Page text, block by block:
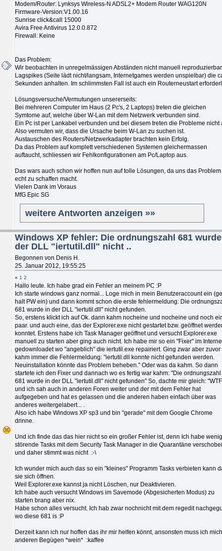
Modem/Router: Lynksys Wireless-N ADSL2+ Modem Router WAG120N
Firmware-Version:V1.00.16
Sunrise click&call 15000
Avira Free Antivirus 12.0.0.872
Firewall: Keine
Das Problem:
Wir beobachten in unregelmässigen Abständen nicht manuell
Lagspikes (Seite lädt nicht/langsam, Internetgames werden unspielbar) die
Sekunden anhalten. Im schlimmsten Fall ist auch ein Routerneustart
Lösungsversuche/Vermutungen unsererseits:
Bei mehreren Computer im Haus (2 Pc's, 2 Laptops) treten die gleichen
Symtome auf, welche über W-Lan mit dem Netzwerk verbunden sind.
Ein Pc ist per Lankabel verbunden und bei diesem treten die Probleme nicht
Also vermuten wir, dass die Ursache beim W-Lan zu suchen ist.
Austauschen des Routers/Netzwerkadapter brachten kein Erfolg.
Da das Problem auf komplett verschiedenen Systemen gleichermassen
auftaucht, schliessen wir Fehlkonfigurationen am Pc/Laptop aus.
Das wars auch schon wir hoffen nun auf tolle Lösungen, da uns das Problem
echt zu schaffen macht.
Vielen Dank im Voraus
MfG Epic SG
weitere Antworten anzeigen »»
Windows XP fehler: Die ordnungszahl 681
der DLL "iertutil.dll" nicht ..
Begonnen von Denis H.
25. Januar 2012, 19:55:25
« 1 2
Hallo leute. Ich habe grad ein Fehler an meinem PC :P
Ich starte windows ganz normal... Loge mich in mein Benutzeraccount ein
halt PW ein) und dann kommt schon die erste fehlermeldung: Die
681 wurde in der DLL "iertutil.dll" nicht gefunden.
So, erstens klickt ich auf Ok. dann kahm nocheine und nocheine und noch
paar. und auch eine, das der Explorer.exe nicht gestartet bzw. geöffnet
konntet. Erstens habe ich Task Manager geöffnet und versucht Explorer.exe
manuell zu starten aber ging auch nicht. Ich habe mir so ein "Fixer" im
gedownloadet wo "angeblich" die iertutil.exe repairiert. Ging zwar aber zuvor
kahm immer die Fehlermeldung: "iertutil.dll konnte nicht gefunden werden.
Neuinstallation könnte das Problem beheben." Oder was da kahm. So dann
startete ich den Fixer und dannach wo es fertig war kahm: "Die ordnungszahl
681 wurde in der DLL "iertutil.dll" nicht gefunden" So, dachte mir gleich:
und ich sah auch in anderen Foren weiter und der mit dem Fehler hat
aufgegeben und hat es gelassen und die anderen haben einfach über was
anderes weitergelabert... .
Also ich habe Windows XP sp3 und bin "gerade" mit dem Google Chrome
drinne.
Und ich finde das das hier nicht so ein großer Fehler ist, denn Ich habe
störende Tasks mit dem Security Task Manager in die Quarantäne
und daher stimmt was nicht :-\
Ich wunder mich auch das so ein "kleines" Programm Tasks verbieten kann
sie sich öffnen.
Weil Explorer.exe kannst ja nicht Löschen, nur Deaktivieren.
Ich habe auch versucht Windows im Savemode (Abgesicherten Modus) zu
starten brang aber nix.
Habe schon alles versucht. Ich hab zwar nochnicht mit dem regedit
wo diese 681 is :P
Derzeit kann ich nur hoffen das ihr mir helfen könnt, ansonsten muss ich
anderen Begügen *wein* :kaffee